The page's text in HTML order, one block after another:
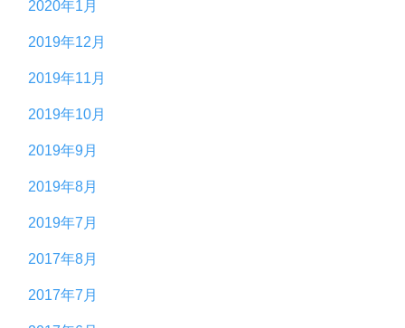
2020年1月
2019年12月
2019年11月
2019年10月
2019年9月
2019年8月
2019年7月
2017年8月
2017年7月